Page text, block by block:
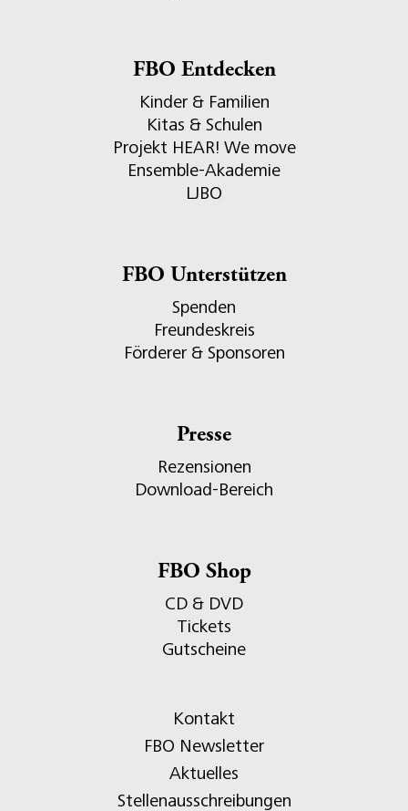
FBO Entdecken
Kinder & Familien
Kitas & Schulen
Projekt HEAR! We move
Ensemble-Akademie
LJBO
FBO Unterstützen
Spenden
Freundeskreis
Förderer & Sponsoren
Presse
Rezensionen
Download-Bereich
FBO Shop
CD & DVD
Tickets
Gutscheine
Kontakt
FBO Newsletter
Aktuelles
Stellenausschreibungen